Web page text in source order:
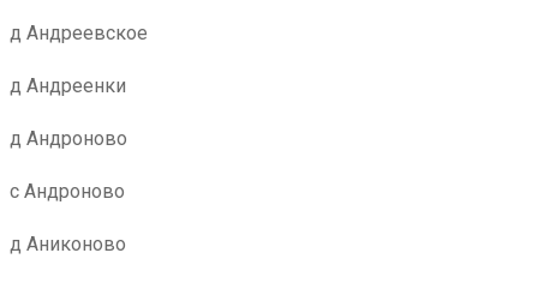
д Андреевское
д Андреенки
д Андроново
с Андроново
д Аниконово